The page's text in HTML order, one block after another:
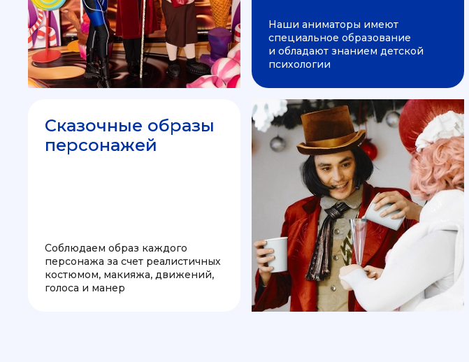
Наши аниматоры имеют
специальное образование
и обладают знанием детской
психологии
Сказочные образы
персонажей
Соблюдаем образ каждого
персонажа за счет реалистичных
костюмом, макияжа, движений,
голоса и манер